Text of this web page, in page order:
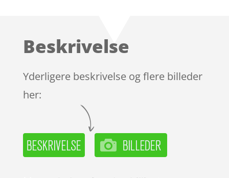
kundebedøm
Beskrivelse
Yderligere beskrivelse og flere billeder
her: